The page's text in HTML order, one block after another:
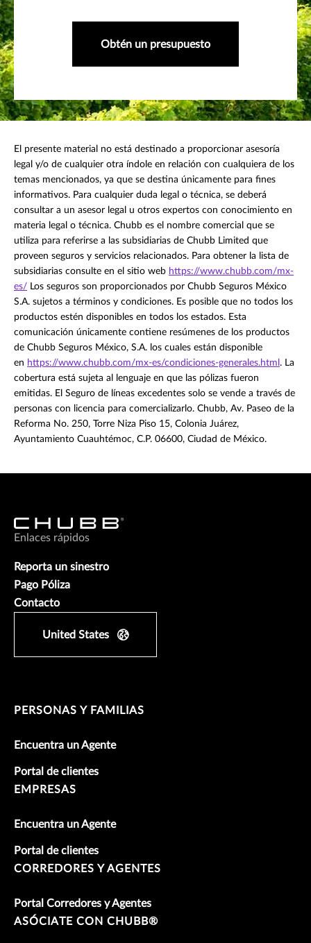
Obtén un presupuesto
El presente material no está destinado a proporcionar asesoría
legal y/o de cualquier otra índole en relación con cualquiera de los
temas mencionados, ya que se destina únicamente para fines
informativos. Para cualquier duda legal o técnica, se deberá
consultar a un asesor legal u otros expertos con conocimiento en
materia legal o técnica. Chubb es el nombre comercial que se
utiliza para referirse a las subsidiarias de Chubb Limited que
proveen seguros y servicios relacionados. Para obtener la lista de
subsidiarias consulte en el sitio web https://www.chubb.com/mx-
es/ Los seguros son proporcionados por Chubb Seguros México
S.A. sujetos a términos y condiciones. Es posible que no todos los
productos estén disponibles en todos los estados. Esta
comunicación únicamente contiene resúmenes de los productos
de Chubb Seguros México, S.A. los cuales están disponible
en https://www.chubb.com/mx-es/condiciones-generales.html . La
cobertura está sujeta al lenguaje en que las pólizas fueron
emitidas. El Seguro de líneas excedentes solo se vende a través de
personas con licencia para comercializarlo. Chubb, Av. Paseo de la
Reforma No. 250, Torre Niza Piso 15, Colonia Juárez,
Ayuntamiento Cuauhtémoc, C.P. 06600, Ciudad de México.
Enlaces rápidos
Reporta un sinestro
Pago Póliza
Contacto
United States
PERSONAS Y FAMILIAS
Encuentra un Agente
Portal de clientes
EMPRESAS
Encuentra un Agente
Portal de clientes
CORREDORES Y AGENTES
Portal Corredores y Agentes
ASÓCIATE CON CHUBB®